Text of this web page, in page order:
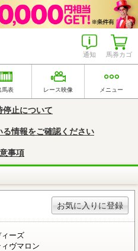
馬券カゴ
通知
馬表 レース映像 メニュー
停止について
る情報をご確認ください
事項
お気に入りに登録
ーズ
ヴマロン